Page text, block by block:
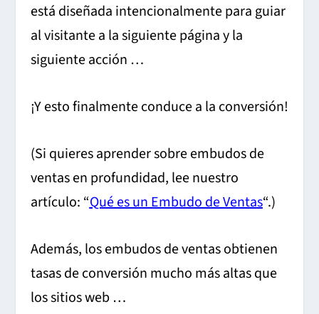
está diseñada intencionalmente para guiar
al visitante a la siguiente página y la
siguiente acción …
¡Y esto finalmente conduce a la conversión!
(Si quieres aprender sobre embudos de
ventas en profundidad, lee nuestro
artículo: “Qué es un Embudo de Ventas“.)
Además, los embudos de ventas obtienen
tasas de conversión mucho más altas que
los sitios web …